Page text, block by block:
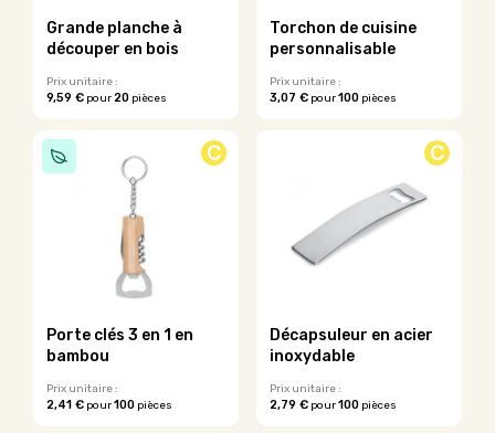
sur
la
page
du
produit
sur
la
page
du
produit
Grande planche à
découper en bois
Prix unitaire :
9,59 € pour20 pièces
produit
a
plusieurs
sur
la
page
du
produit
Torchon de cuisine
personnalisable
Prix unitaire :
3,07 €pour100pièces
C
Porte clés 3 en 1 en
bambou
Prix unitaire :
2,41 € pour100 pièces
C
Décapsuleur en acier
inoxydable
Prix unitaire :
2,79 €pour100pièces